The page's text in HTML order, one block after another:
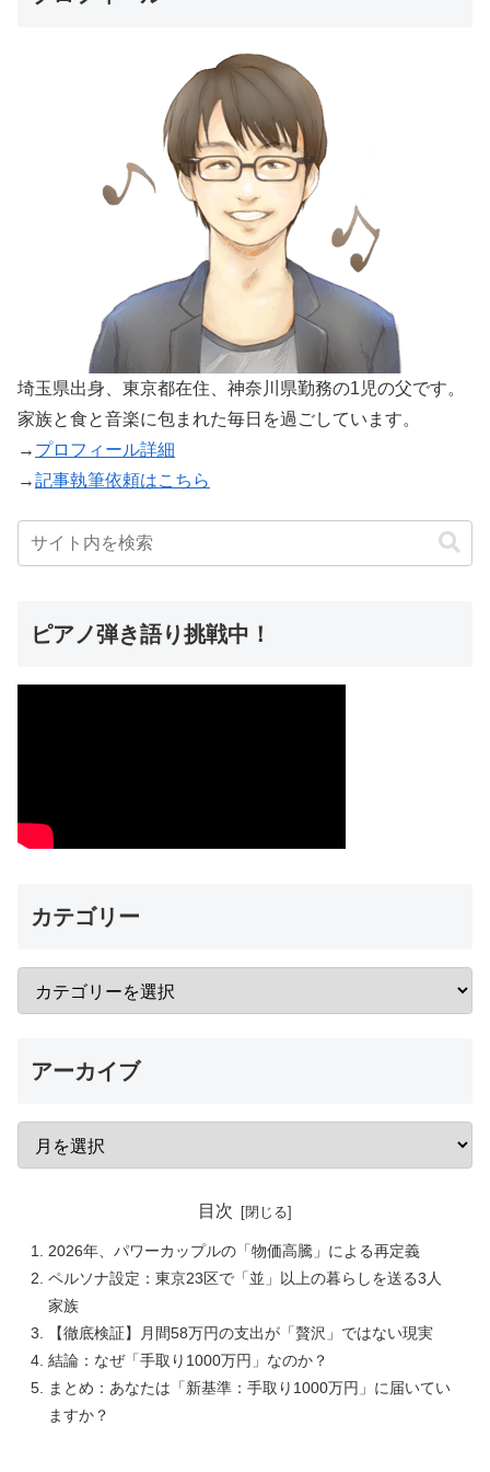
埼玉県出身、東京都在住、神奈川県勤務の1児の父です。
家族と食と音楽に包まれた毎日を過ごしています。
→ プロフィール詳細
→記事執筆依頼はこちら
ピアノ弾き語り挑戦中！
カテゴリー
アーカイブ
目次
2026年、パワーカップルの「物価高騰」による再定義
ペルソナ設定：東京23区で「並」以上の暮らしを送る3人
家族
【徹底検証】月間58万円の支出が「贅沢」ではない現実
結論：なぜ「手取り1000万円」なのか？
まとめ：あなたは「新基準：手取り1000万円」に届いてい
ますか？